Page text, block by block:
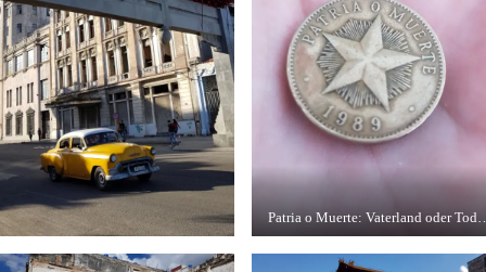
Patria o Muerte: Vaterland oder